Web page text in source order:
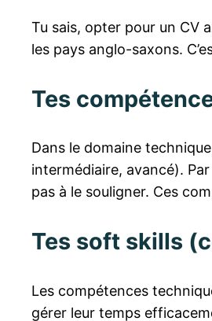
Tu sais, opter pour un CV
les pays anglo-saxons.
Tes
Dans le domaine
intermédiaire, avancé).
pas à le souligner. Ces
Tes soft skills
Les compétences
gérer leur temps